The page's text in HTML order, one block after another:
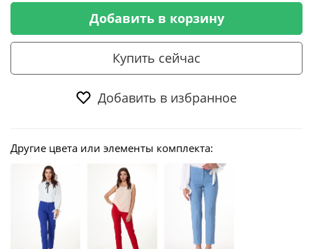
Добавить в корзину
Купить сейчас
Добавить в избранное
Другие цвета или элементы комплекта: